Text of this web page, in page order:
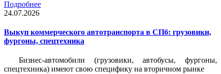
Подробнее
24.07.2026
Выкуп коммерческого автотранспорта в СПб: грузовики,
фургоны, спецтехника
Бизнес-автомобили (грузовики, автобусы, фургоны,
спецтехника) имеют свою специфику на вторичном рынке